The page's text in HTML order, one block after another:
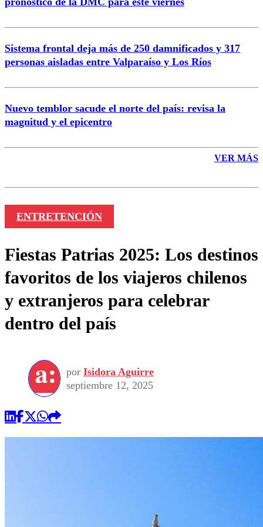
Enviar comentario
Sistema frontal deja más de 250 damnificados y 317
personas aisladas entre Valparaíso y Los Ríos
Nuevo temblor sacude el norte del país: revisa la
magnitud y el epicentro
VER MÁS
ENTRETENCIÓN
Fiestas Patrias 2025: Los destinos
favoritos de los viajeros chilenos
y extranjeros para celebrar
dentro del país
por Isidora Aguirre
septiembre 12, 2025